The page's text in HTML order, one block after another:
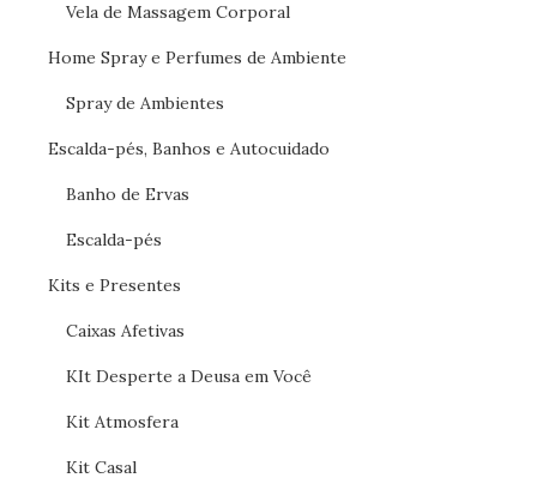
Vela de Massagem Corporal
Home Spray e Perfumes de Ambiente
Spray de Ambientes
Escalda-pés, Banhos e Autocuidado
Banho de Ervas
Escalda-pés
Kits e Presentes
Caixas Afetivas
KIt Desperte a Deusa em Você
Kit Atmosfera
Kit Casal